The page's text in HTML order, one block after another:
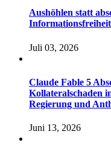
Aushöhlen statt
Juli 03, 2026
Claude Fable 5
Kollateralschaden
Regierung und
Juni 13, 2026